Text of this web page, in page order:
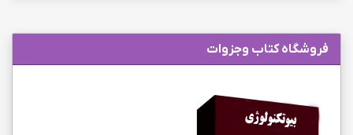
فروشگاه کتاب وجزوات